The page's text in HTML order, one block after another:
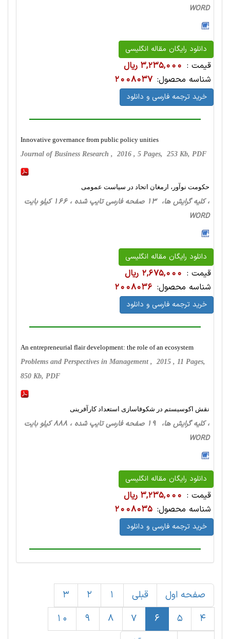
WORD
دانلود رایگان مقاله انگلیسی
قیمت : 3,235,000 ریال
شناسه محصول: 2008037
خرید ترجمه فارسی و دانلود
Innovative governance from public policy unities
Journal of Business Research , 2016 , 5 Pages, 253 Kb, PDF
حکومت نوآور، ارمغان اتحاد در سیاست عمومی
، کلیه گرایش ها، 13 صفحه فارسی تایپ شده ، 166 کیلو بایت
WORD
دانلود رایگان مقاله انگلیسی
قیمت : 2,675,000 ریال
شناسه محصول: 2008036
خرید ترجمه فارسی و دانلود
An entrepreneurial flair development: the role of an ecosystem
Problems and Perspectives in Management , 2015 , 11 Pages,
850 Kb, PDF
نقش اکوسیستم در شکوفاسازی استعداد کارآفرینی
، کلیه گرایش ها، 19 صفحه فارسی تایپ شده ، 888 کیلو بایت
WORD
دانلود رایگان مقاله انگلیسی
قیمت : 3,235,000 ریال
شناسه محصول: 2008035
خرید ترجمه فارسی و دانلود
صفحه اول قبلی 1
2
3
4
5
6
7
8
9
10